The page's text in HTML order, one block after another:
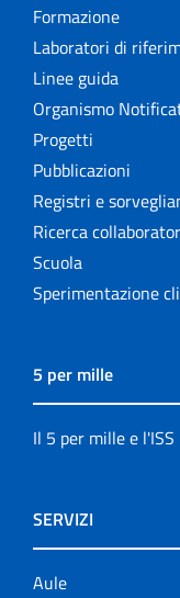
Formazione
Laboratori di
Linee guida
Organismo
Progetti
Pubblicazioni
Registri e
Ricerca
Scuola
Sperimentazione
5 per mille
Il 5 per mille e l'ISS
SERVIZI
Aule